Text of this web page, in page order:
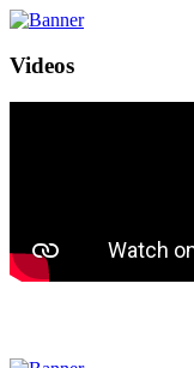
Videos